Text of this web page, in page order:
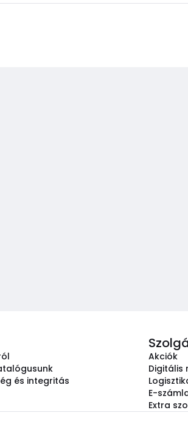
és integritás
Akciók
Digitális
E-
Extra